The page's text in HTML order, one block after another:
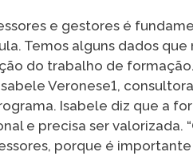
e gestores é
Temos alguns dados
do trabalho de
Veronese1,
Isabele diz que a
e precisa ser valorizada.
porque é